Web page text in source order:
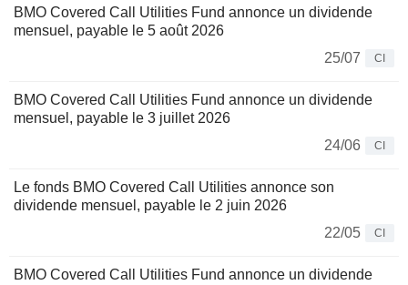
BMO Covered Call Utilities Fund annonce un dividende
mensuel, payable le 5 août 2026
25/07
CI
BMO Covered Call Utilities Fund annonce un dividende
mensuel, payable le 3 juillet 2026
24/06
CI
Le fonds BMO Covered Call Utilities annonce son
dividende mensuel, payable le 2 juin 2026
22/05
CI
BMO Covered Call Utilities Fund annonce un dividende